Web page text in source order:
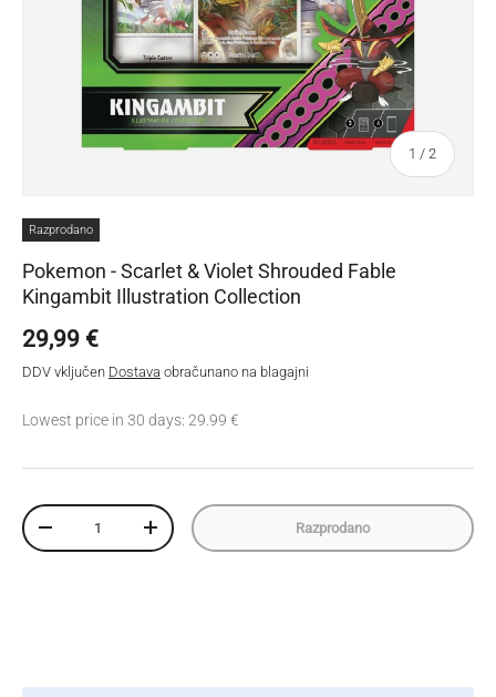
1 / Od
2
Razprodano
Pokemon - Scarlet & Violet Shrouded Fable
Kingambit Illustration Collection
Redna cena
29,99 €
DDV vključen Dostava obračunano na blagajni
Lowest price in 30 days: 29.99 €
Količina
Zmanjšaj količinoPovečaj količino Razprodano